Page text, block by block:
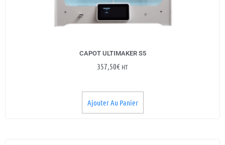
CAPOT ULTIMAKER S5
357,50€ HT
Ajouter Au Panier